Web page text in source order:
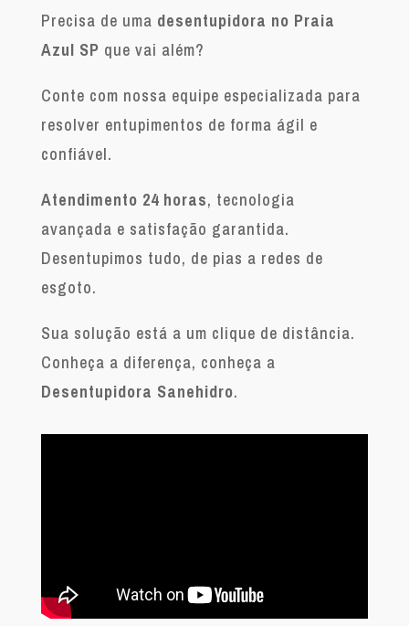
Precisa de uma desentupidora no Praia
Azul SP que vai além?
Conte com nossa equipe especializada para
resolver entupimentos de forma ágil e
confiável.
Atendimento 24 horas, tecnologia
avançada e satisfação garantida.
Desentupimos tudo, de pias a redes de
esgoto.
Sua solução está a um clique de distância.
Conheça a diferença, conheça a
Desentupidora Sanehidro.